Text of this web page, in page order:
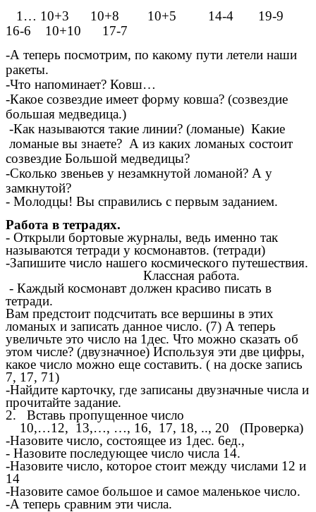
1… 10+3 10+8 10+5 14-4 19-9
16-6 10+10 17-7
-А теперь посмотрим, по какому пути летели наши
ракеты.
-Что напоминает? Ковш…
-Какое созвездие имеет форму ковша? (созвездие
большая медведица.)
-Как называются такие линии? (ломаные) Какие
ломаные вы знаете? А из каких ломаных состоит
созвездие Большой медведицы?
-Сколько звеньев у незамкнутой ломаной? А у
замкнутой?
- Молодцы! Вы справились с первым заданием.
Работа в тетрадях.
- Открыли бортовые журналы, ведь именно так
называются тетради у космонавтов. (тетради)
-Запишите число нашего космического путешествия.
Классная работа.
- Каждый космонавт должен красиво писать в
тетради.
Вам предстоит подсчитать все вершины в этих
ломаных и записать данное число. (7) А теперь
увеличьте это число на 1дес. Что можно сказать об
этом числе? (двузначное) Используя эти две цифры,
какое число можно еще составить. ( на доске запись
7, 17, 71)
-Найдите карточку, где записаны двузначные числа и
прочитайте задание.
2. Вставь пропущенное число
10,…12, 13,…, …, 16, 17, 18, .., 20 (Проверка)
-Назовите число, состоящее из 1дес. 6ед.,
- Назовите последующее число числа 14.
-Назовите число, которое стоит между числами 12 и
14
-Назовите самое большое и самое маленькое число.
-А теперь сравним эти числа.